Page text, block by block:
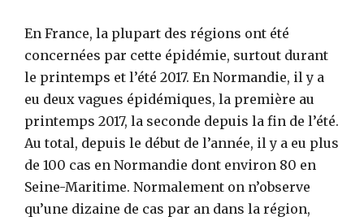
En France, la plupart des régions ont été
concernées par cette épidémie, surtout durant
le printemps et l’été 2017. En Normandie, il y a
eu deux vagues épidémiques, la première au
printemps 2017, la seconde depuis la fin de l’été.
Au total, depuis le début de l’année, il y a eu plus
de 100 cas en Normandie dont environ 80 en
Seine-Maritime. Normalement on n’observe
qu’une dizaine de cas par an dans la région,